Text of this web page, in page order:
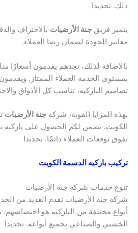
ذلك. تحديدا
يتميز فريق جنة الأرضيات بالاحتراف
معايير الجودة لضمان رضا العملاء.
بالإضافة لذلك، تجدهم يقدمون أسعارًا
بمستوى الخدمة العملاء الممتاز.
تصاميم الباركيه، تناسب كل الأذواق
بهذه المزايا القوية، شركة جنة الأرضيات
الكويت. تضمن لكم الحصول على باركيه
تفوق توقعات العملاء دائمًا. تحديدا
تركيب باركيه الدسمة الكويت
تنوع خدمات شركة جنة الأرضيات
شركة جنة الأرضيات تقدم العديد من
أنواع مختلفة من الباركيه هو اختصاصهم.
الخشبي والصناعي بجميع أنواعه. تحديدا